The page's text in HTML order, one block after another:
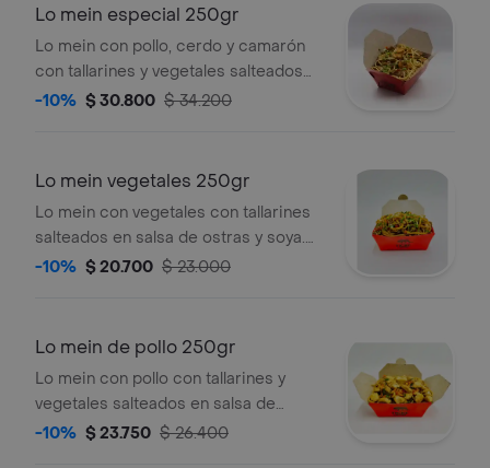
Lo mein especial 250gr
Lo mein con pollo, cerdo y camarón
con tallarines y vegetales salteados
en salsa de ostras y soya. sugerido 1
-10% $ 30.800 $ 34.200
Lo mein vegetales 250gr
Lo mein con vegetales con tallarines
salteados en salsa de ostras y soya.
sugerido 1 persona.
-10% $ 20.700 $ 23.000
Lo mein de pollo 250gr
Lo mein con pollo con tallarines y
vegetales salteados en salsa de
ostras y soya. sugerido 1 persona.
-10% $ 23.750 $ 26.400